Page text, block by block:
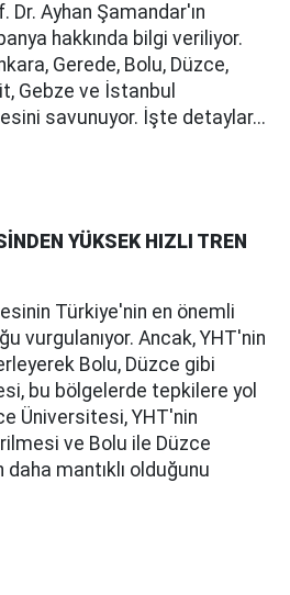
Ayhan Şamandar'ın
hakkında bilgi veriliyor.
Gerede, Bolu, Düzce,
Gebze ve İstanbul
savunuyor. İşte detaylar...
YÜKSEK HIZLI TREN
Türkiye'nin en önemli
vurgulanıyor. Ancak, YHT'nin
Bolu, Düzce gibi
bu bölgelerde tepkilere yol
Üniversitesi, YHT'nin
ve Bolu ile Düzce
mantıklı olduğunu